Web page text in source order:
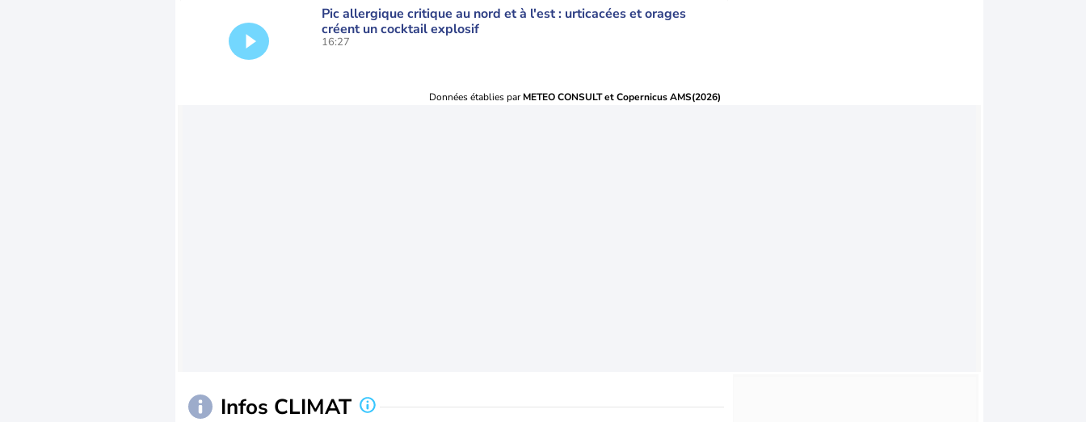
Pic allergique critique au nord et à l'est : urticacées et orages
créent un cocktail explosif
16:27
Données établies parMETEO CONSULT et Copernicus AMS(2026)
Infos CLIMAT